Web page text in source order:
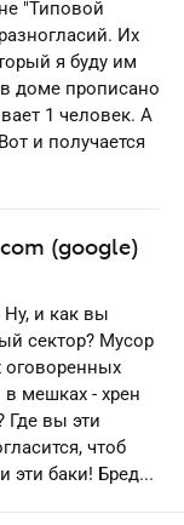
"Типовой
Их
я буду им
доме прописано
1 человек. А
и получается
(google)
и как вы
сектор? Мусор
оговоренных
в мешках - хрен
Где вы эти
чтоб
эти баки! Бред...